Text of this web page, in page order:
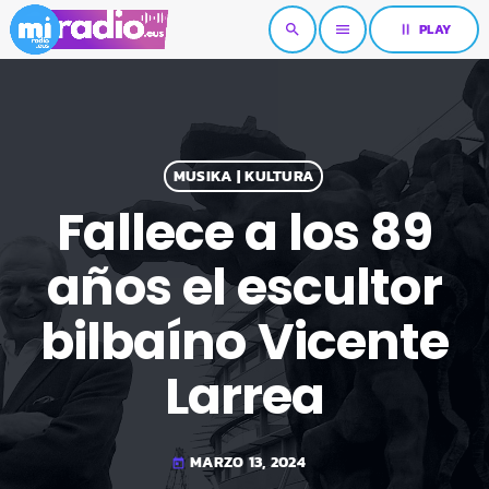
search menu pause PLAY
MUSIKA | KULTURA
Fallece a los 89
años el escultor
bilbaíno Vicente
Larrea
today MARZO 13, 2024